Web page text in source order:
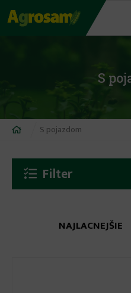
Jump
to
S
Nachádzate
tu
S pojazdom
Filter
NAJLACNEJŠIE